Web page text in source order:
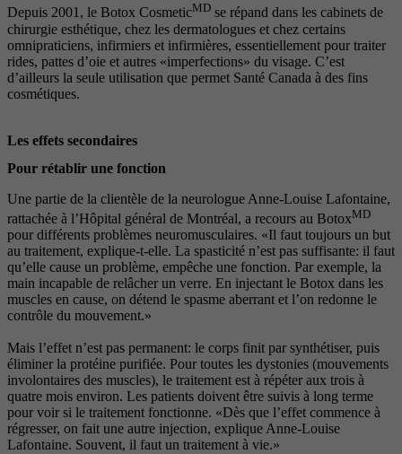
Depuis 2001, le Botox CosmeticMD se répand dans les cabinets de
chirurgie esthétique, chez les dermatologues et chez certains
omnipraticiens, infirmiers et infirmières, essentiellement pour traiter
rides, pattes d’oie et autres «imperfections» du visage. C’est
d’ailleurs la seule utilisation que permet Santé Canada à des fins
cosmétiques.
Les effets secondaires
Pour rétablir une fonction
Une partie de la clientèle de la neurologue Anne-Louise Lafontaine,
rattachée à l’Hôpital général de Montréal, a recours au BotoxMD
pour différents problèmes neuromusculaires. «Il faut toujours un but
au traitement, explique-t-elle. La spasticité n’est pas suffisante: il faut
qu’elle cause un problème, empêche une fonction. Par exemple, la
main incapable de relâcher un verre. En injectant le Botox dans les
muscles en cause, on détend le spasme aberrant et l’on redonne le
contrôle du mouvement.»
Mais l’effet n’est pas permanent: le corps finit par synthétiser, puis
éliminer la protéine purifiée. Pour toutes les dystonies (mouvements
involontaires des muscles), le traitement est à répéter aux trois à
quatre mois environ. Les patients doivent être suivis à long terme
pour voir si le traitement fonctionne. «Dès que l’effet commence à
régresser, on fait une autre injection, explique Anne-Louise
Lafontaine. Souvent, il faut un traitement à vie.»